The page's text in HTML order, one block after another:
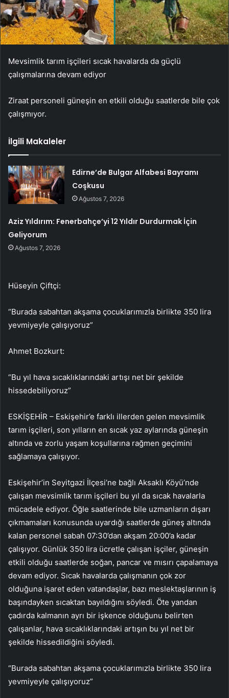
Mevsimlik tarım işçileri sıcak havalarda da güçlü
çalışmalarına devam ediyor
Ziraat personeli güneşin en etkili olduğu saatlerde bile çok
çalışmıyor.
İlgili Makaleler
Edirne’de Bulgar Alfabesi Bayramı
Coşkusu
Ağustos 7, 2026
Aziz Yıldırım: Fenerbahçe’yi 12 Yıldır Durdurmak İçin
Geliyorum
Ağustos 7, 2026
Hüseyin Çiftçi:
“Burada sabahtan akşama çocuklarımızla birlikte 350 lira
yevmiyeyle çalışıyoruz”
Ahmet Bozkurt:
“Bu yıl hava sıcaklıklarındaki artışı net bir şekilde
hissedebiliyoruz”
ESKİŞEHİR – Eskişehir’e farklı illerden gelen mevsimlik
tarım işçileri, son yılların en sıcak yaz aylarında güneşin
altında ve zorlu yaşam koşullarına rağmen geçimini
sağlamaya çalışıyor.
Eskişehir’in Seyitgazi İlçesi’ne bağlı Aksaklı Köyü’nde
çalışan mevsimlik tarım işçileri bu yıl da sıcak havalarla
mücadele ediyor. Öğle saatlerinde bile uzmanların dışarı
çıkmamaları konusunda uyardığı saatlerde güneş altında
kalan personel sabah 07:30’dan akşam 20:00’a kadar
çalışıyor. Günlük 350 lira ücretle çalışan işçiler, güneşin
etkili olduğu saatlerde soğan, pancar ve mısırı çapalamaya
devam ediyor. Sıcak havalarda çalışmanın çok zor
olduğuna işaret eden vatandaşlar, bazı meslektaşlarının iş
başındayken sıcaktan bayıldığını söyledi. Öte yandan
çadırda kalmanın ayrı bir işkence olduğunu belirten
çalışanlar, hava sıcaklıklarındaki artışın bu yıl net bir
şekilde hissedildiğini söyledi.
“Burada sabahtan akşama çocuklarımızla birlikte 350 lira
yevmiyeyle çalışıyoruz”